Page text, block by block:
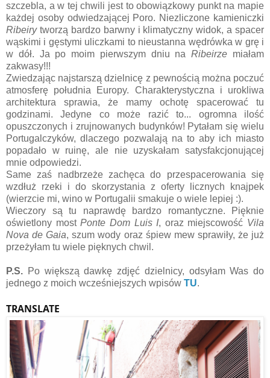
szczebla, a w tej chwili jest to obowiązkowy punkt na mapie
każdej osoby odwiedzającej Poro. Niezliczone kamieniczki
Ribeirytworzą bardzo barwny i klimatyczny widok, a spacer
wąskimi i gęstymi uliczkami to nieustanna wędrówka w grę i
w dół. Ja po moim pierwszym dniu naRibeirze miałam
zakwasy!!!
Zwiedzając najstarszą dzielnicę z pewnością można poczuć
atmosferę południa Europy. Charakterystyczna i urokliwa
architektura sprawia, że mamy ochotę spacerować tu
godzinami. Jedyne co może razić to... ogromna ilość
opuszczonych i zrujnowanych budynków! Pytałam się wielu
Portugalczyków, dlaczego pozwalają na to aby ich miasto
popadało w ruinę, ale nie uzyskałam satysfakcjonującej
mnie odpowiedzi.
Same zaś nadbrzeże zachęca do przespacerowania się
wzdłuż rzeki i do skorzystania z oferty licznych knajpek
(wierzcie mi, wino w Portugalii smakuje o wiele lepiej :).
Wieczory są tu naprawdę bardzo romantyczne. Pięknie
oświetlony mostPonte Dom Luis I, oraz miejscowość Vila
Nova de Gaia, szum wody oraz śpiew mew sprawiły, że już
przeżyłam tu wiele pięknych chwil.
P.S. Po większą dawkę zdjęć dzielnicy, odsyłam Was do
jednego z moich wcześniejszych wpisów TU.
TRANSLATE